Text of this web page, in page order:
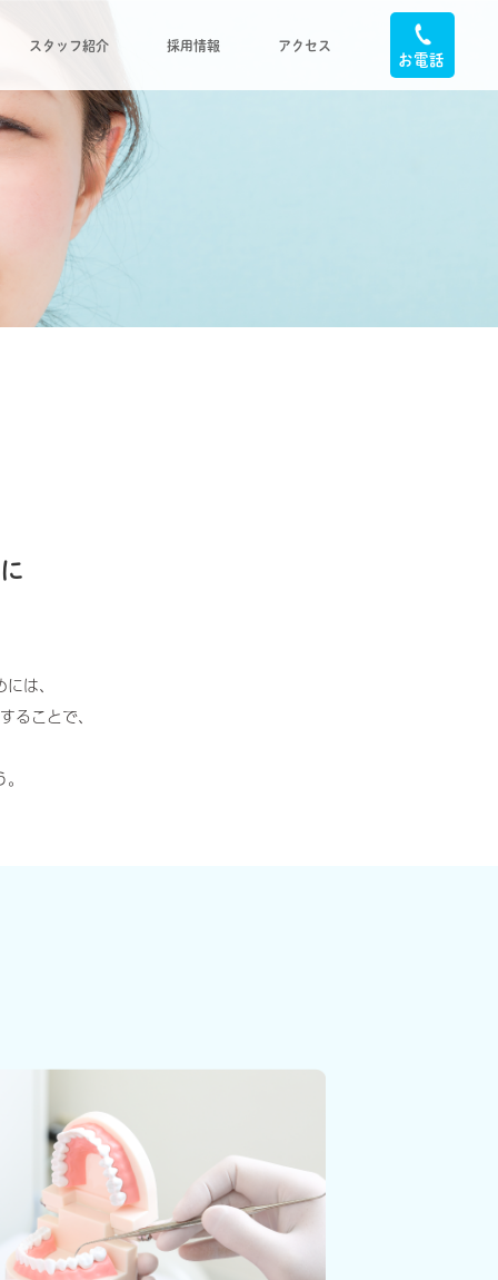
スタッフ紹介 採用情報 アクセス
お電話
は、
ることで、